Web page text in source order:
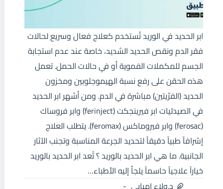
ابر الحديد في الوريد تُستخدم كعلاج فعال وسريع لحالات
فقر الدم ونقص الحديد الشديد، خاصة عند عدم استجابة
الجسم للمكملات الفموية أو في حالات الحمل. تعمل
هذه الحقن على رفع نسبة الهيموجلوبين ومخزون
الحديد (الفرّيتين) مباشرة في الدم. ومن أشهر ابر الحديد
في الصيدليات ابر فيرينجكت (ferinject) وابر فروساك
(ferosac) وابر فيروماكس (feromax). يتطلب العلاج
إشرافاً طبياً دقيقاً لتحديد الجرعة المناسبة وتجنب الآثار
الجانبية. ما هي ابر الحديد بالوريد ؟ تُعد ابر الحديد بالوريد
خياراً علاجياً حاسماً يلجأ إليه الأطباء…